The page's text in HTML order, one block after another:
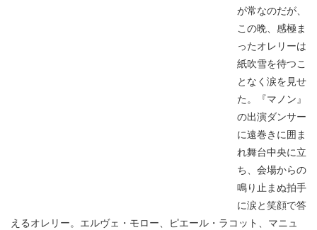
が常なのだが、
この晩、感極ま
ったオレリーは
紙吹雪を待つこ
となく涙を見せ
た。『マノン』
の出演ダンサー
に遠巻きに囲ま
れ舞台中央に立
ち、会場からの
鳴り止まぬ拍手
に涙と笑顔で答
えるオレリー。エルヴェ・モロー、ピエール・ラコット、マニュ